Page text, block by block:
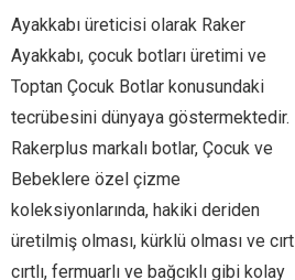
Ayakkabı üreticisi olarak Raker
Ayakkabı, çocuk botları üretimi ve
Toptan Çocuk Botlar konusundaki
tecrübesini dünyaya göstermektedir.
Rakerplus markalı botlar, Çocuk ve
Bebeklere özel çizme
koleksiyonlarında, hakiki deriden
üretilmiş olması, kürklü olması ve cırt
cırtlı, fermuarlı ve bağcıklı gibi kolay